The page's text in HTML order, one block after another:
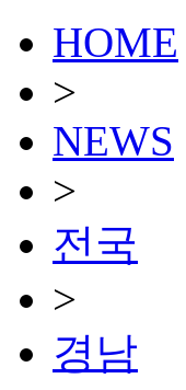
HOME
>
NEWS
>
전국
>
경남